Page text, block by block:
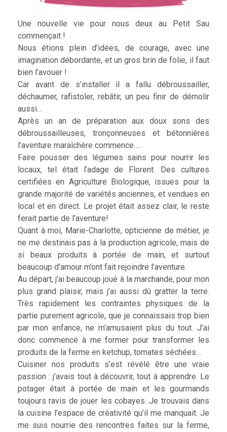
Une nouvelle vie pour nous deux au Petit Sau
commençait !
Nous étions plein d’idées, de courage, avec une
imagination débordante, et un gros brin de folie, il faut
bien l’avouer !
Car avant de s’installer il a fallu débroussailler,
déchaumer, rafistoler, rebâtir, un peu finir de démolir
aussi…
Après un an de préparation aux doux sons des
débroussailleuses, tronçonneuses et bétonnières
l’aventure maraîchère commence….
Faire pousser des légumes sains pour nourrir les
locaux, tel était l’adage de Florent. Des cultures
certifiées en Agriculture Biologique, issues pour la
grande majorité de variétés anciennes, et vendues en
local et en direct. Le projet était assez clair, le reste
ferait partie de l’aventure!
Quant à moi, Marie-Charlotte, opticienne de métier, je
ne me destinais pas à la production agricole, mais de
si beaux produits à portée de main, et surtout
beaucoup d’amour m’ont fait rejoindre l’aventure.
Au départ, j’ai beaucoup joué à la marchande, pour mon
plus grand plaisir, mais j’ai aussi dû gratter la terre.
Très rapidement les contraintes physiques de la
partie purement agricole, que je connaissais trop bien
par mon enfance, ne m’amusaient plus du tout. J’ai
donc commencé à me former pour transformer les
produits de la ferme en ketchup, tomates séchées…
Cuisiner nos produits s’est révélé être une vraie
passion : j’avais tout à découvrir, tout à apprendre. Le
potager était à portée de main et les gourmands
toujours ravis de jouer les cobayes. Je trouvais dans
la cuisine l’espace de créativité qu’il me manquait. Je
me suis nourrie des rencontres faites sur la ferme,